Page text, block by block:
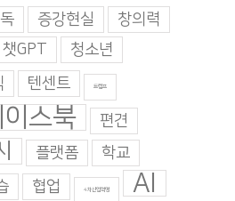
증강현실 창의력
챗GPT
청소년
텐센트 트럼프
스북 편견
플랫폼
학교
협업 4차산업혁명 AI